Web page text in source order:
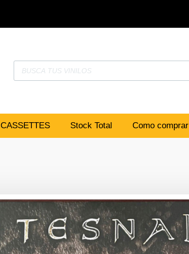
CASSETTES Stock Total Como comprar